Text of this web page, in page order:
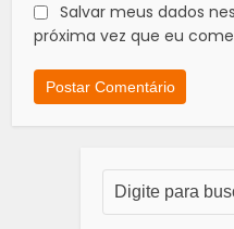
Salvar meus dados
próxima vez que eu